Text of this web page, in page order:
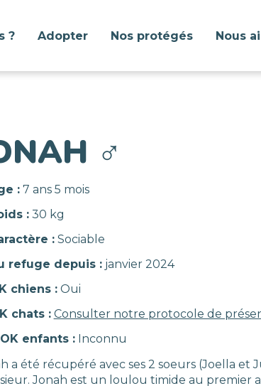
? Adopter Nos protégés Nous
♂️
:7 ans 5 mois
:30 kg
:Sociable
refuge depuis :janvier 2024
chiens :Oui
chats : Consulter notre protocole de
OK enfants :Inconnu
a été récupéré avec ses 2 soeurs (Joella et
Jonah est un loulou timide au premier